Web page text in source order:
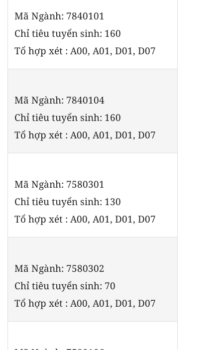
Mã Ngành: 7840101
Chỉ tiêu tuyển sinh: 160
Tổ hợp xét : A00, A01, D01, D07
Mã Ngành: 7840104
Chỉ tiêu tuyển sinh: 160
Tổ hợp xét : A00, A01, D01, D07
Mã Ngành: 7580301
Chỉ tiêu tuyển sinh: 130
Tổ hợp xét : A00, A01, D01, D07
Mã Ngành: 7580302
Chỉ tiêu tuyển sinh: 70
Tổ hợp xét : A00, A01, D01, D07